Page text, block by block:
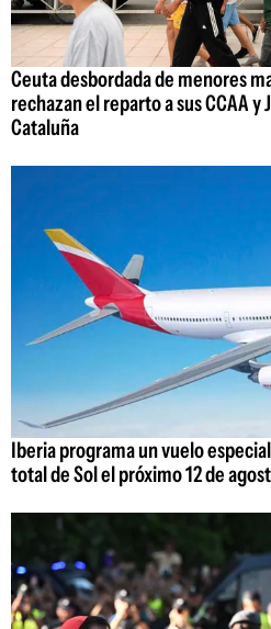
Ceuta desbordada de menores
rechazan el reparto a sus CCAA
Cataluña
Iberia programa un vuelo
total de Sol el próximo 12 de